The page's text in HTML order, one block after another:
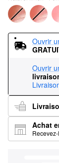
Ouvrir
Ouvrir
Achat